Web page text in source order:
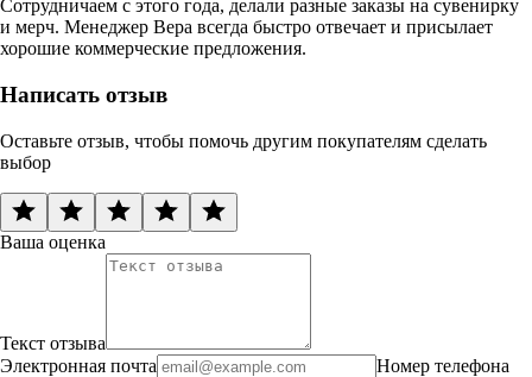
Сотрудничаем с этого года, делали разные заказы на сувенирку
и мерч. Менеджер Вера всегда быстро отвечает и присылает
хорошие коммерческие предложения.
Написать отзыв
Оставьте отзыв, чтобы помочь другим покупателям сделать
выбор
Ваша оценка
Текст отзыва
Электронная почта
Номер телефона